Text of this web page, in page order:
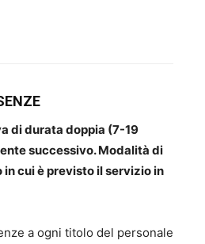
di durata doppia (7-19
successivo. Modalità di
cui è previsto il servizio in
a ogni titolo del personale